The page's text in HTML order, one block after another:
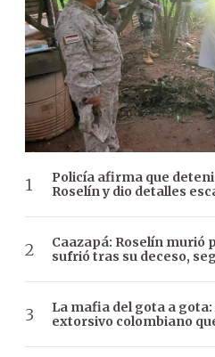
Policía afirma que
Roselín y dio detalles
Caazapá: Roselín murió
sufrió tras su deceso,
La mafia del gota a
extorsivo colombiano